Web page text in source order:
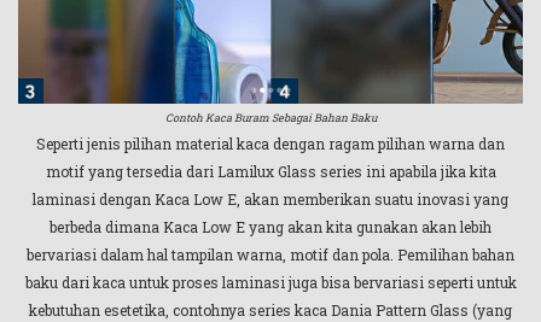
Contoh Kaca Buram Sebagai Bahan Baku
Seperti jenis pilihan material kaca dengan ragam pilihan warna dan
motif yang tersedia dari Lamilux Glass series ini apabila jika kita
laminasi dengan Kaca Low E, akan memberikan suatu inovasi yang
berbeda dimana Kaca Low E yang akan kita gunakan akan lebih
bervariasi dalam hal tampilan warna, motif dan pola. Pemilihan bahan
baku dari kaca untuk proses laminasi juga bisa bervariasi seperti untuk
kebutuhan esetetika, contohnya series kaca Dania Pattern Glass (yang